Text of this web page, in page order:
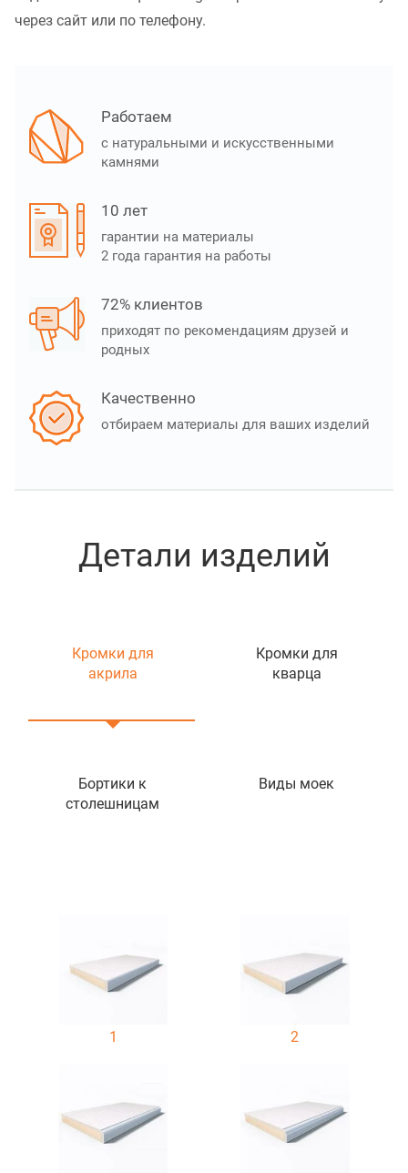
через сайт или по телефону.
Работаем
с натуральными и искусственными
камнями
10 лет
гарантии на материалы
2 года гарантия на работы
72% клиентов
приходят по рекомендациям друзей и
родных
Качественно
отбираем материалы для ваших изделий
Детали изделий
Кромки для
акрила
Кромки для
кварца
Бортики к
столешницам
Виды моек
1 2